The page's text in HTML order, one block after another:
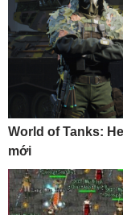
World of Tanks:
mới